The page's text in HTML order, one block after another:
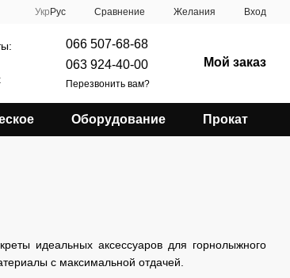
Укр Рус Сравнение Желания Вход
066 507-68-68
063 924-40-00
Перезвонить вам?
Мой заказ
Оборудование Прокат
идеальных аксессуаров для горнолыжного
с максимальной отдачей.